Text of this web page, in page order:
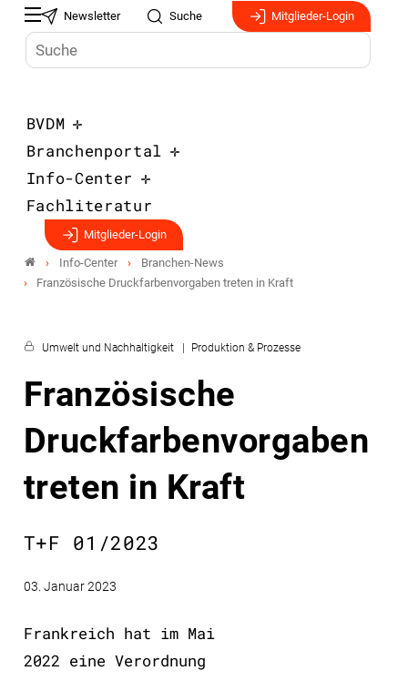
Newsletter Suche Mitglieder-Login
BVDM
Branchenportal
Info-Center
Fachliteratur
Mitglieder-Login
Info-Center
Branchen-News
Französische Druckfarbenvorgaben treten in Kraft
Umwelt und Nachhaltigkeit Produktion & Prozesse
Französische
Druckfarbenvorgaben
treten in Kraft
T+F 01/2023
03. Januar 2023
Frankreich hat im Mai
2022 eine Verordnung